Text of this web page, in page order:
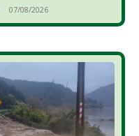
- 07/08/2026